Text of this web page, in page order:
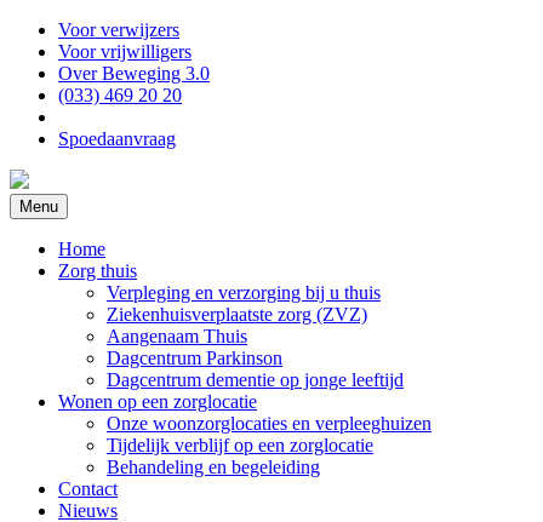
Voor verwijzers
Voor vrijwilligers
Over Beweging 3.0
(033) 469 20 20
Spoedaanvraag
Menu
Home
Zorg thuis
Verpleging en verzorging bij u thuis
Ziekenhuisverplaatste zorg (ZVZ)
Aangenaam Thuis
Dagcentrum Parkinson
Dagcentrum dementie op jonge leeftijd
Wonen op een zorglocatie
Onze woonzorglocaties en verpleeghuizen
Tijdelijk verblijf op een zorglocatie
Behandeling en begeleiding
Contact
Nieuws